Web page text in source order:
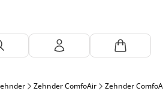
Zehnder ComfoAir Zehnder